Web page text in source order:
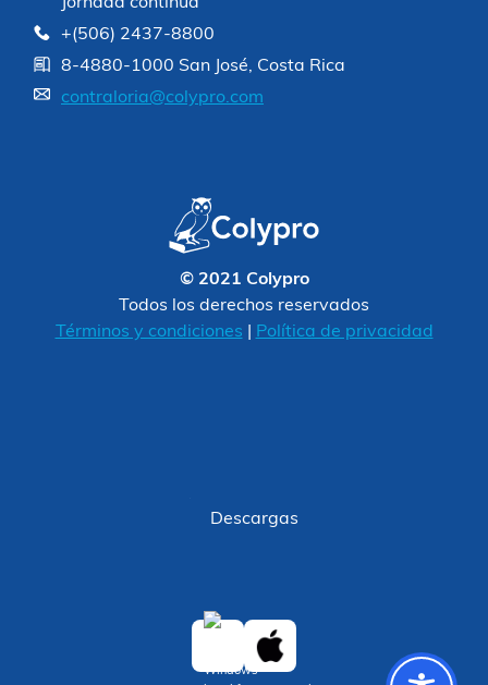
+(506) 2437-8800
8-4880-1000 San José, Costa Rica
contraloria@colypro.com
© 2021 Colypro
Todos los derechos reservados
Términos y condiciones
Política de privacidad
Descargas